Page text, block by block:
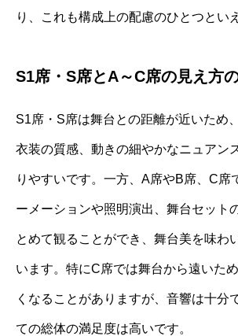
り、これも構成上の配慮のひとつとい
S1席・S席とA～C席の見え方
S1席・S席は舞台との距離が近いため
衣装の質感、動きの細やかなニュアン
りやすいです。一方、A席やB席、C席
ーメーションや照明演出、舞台セット
とめて観ることができ、舞台美を味わ
います。特にC席では舞台から遠いた
くなることがありますが、音響は十分
ての総体の満足度は高いです。